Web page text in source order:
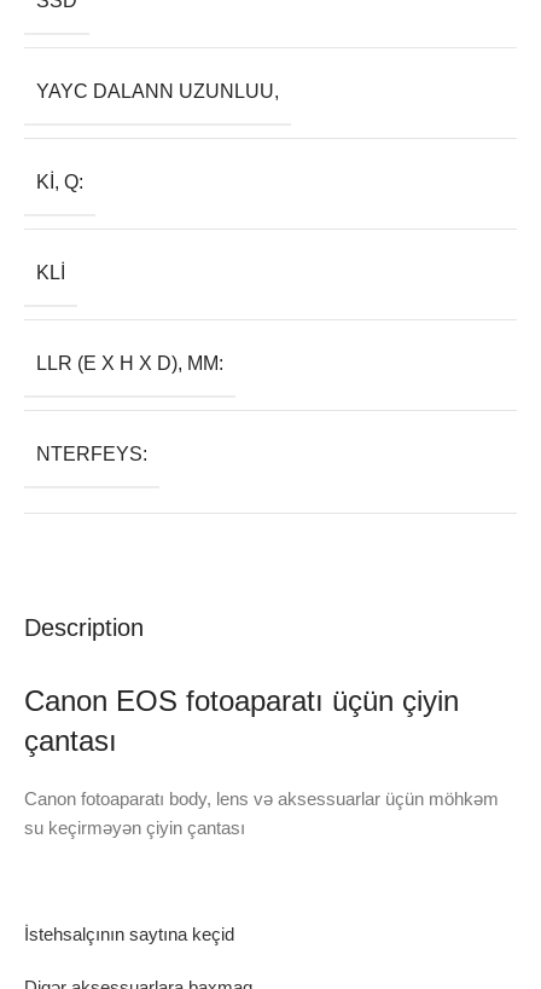
Description
Canon EOS fotoaparatı üçün çiyin
çantası
Canon fotoaparatı body, lens və aksessuarlar üçün möhkəm
su keçirməyən çiyin çantası
İstehsalçının saytına keçid
YAYC DALANN UZUNLUU,
KI, Q:
KLI
LLR (E X H X D), MM:
NTERFEYS: